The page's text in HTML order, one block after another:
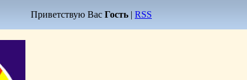
Приветствую Вас Гость | RSS